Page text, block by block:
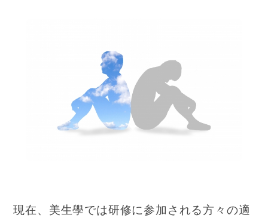
現在、美生學では研修に参加される方々の適